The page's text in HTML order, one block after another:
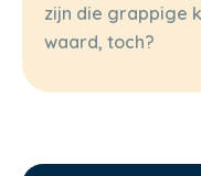
zijn die grappige
waard, toch?